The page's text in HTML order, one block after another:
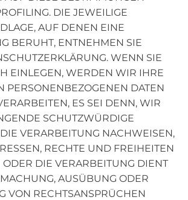
DIE JEWEILIGE
AUF DENEN EINE
BERUHT, ENTNEHMEN SIE
WENN SIE
EINLEGEN, WERDEN WIR IHRE
PERSONENBEZOGENEN DATEN
ES SEI DENN, WIR
SCHUTZWÜRDIGE
VERARBEITUNG NACHWEISEN,
RECHTE UND FREIHEITEN
DIE VERARBEITUNG DIENT
AUSÜBUNG ODER
VON RECHTSANSPRÜCHEN